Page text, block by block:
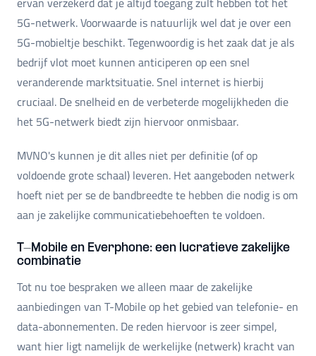
5G-netwerk. Voorwaarde is natuurlijk wel dat je over een
5G-mobieltje beschikt. Tegenwoordig is het zaak dat je als
bedrijf vlot moet kunnen anticiperen op een snel
veranderende marktsituatie. Snel internet is hierbij
cruciaal. De snelheid en de verbeterde mogelijkheden die
het 5G-netwerk biedt zijn hiervoor onmisbaar.
MVNO's kunnen je dit alles niet per definitie (of op
voldoende grote schaal) leveren. Het aangeboden netwerk
hoeft niet per se de bandbreedte te hebben die nodig is om
aan je zakelijke communicatiebehoeften te voldoen.
T-Mobile en Everphone: een lucratieve zakelijke
combinatie
Tot nu toe bespraken we alleen maar de zakelijke
aanbiedingen van T-Mobile op het gebied van telefonie- en
data-abonnementen. De reden hiervoor is zeer simpel,
want hier ligt namelijk de werkelijke (netwerk) kracht van